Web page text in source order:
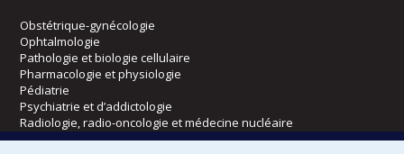
Obstétrique-gynécologie
Ophtalmologie
Pathologie et biologie cellulaire
Pharmacologie et physiologie
Pédiatrie
Psychiatrie et d’addictologie
Radiologie, radio-oncologie et médecine nucléaire